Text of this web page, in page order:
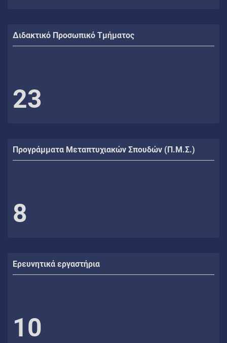
Διδακτικό Προσωπικό Τμήματος
23
Προγράμματα Μεταπτυχιακών Σπουδών (Π.Μ.Σ.)
8
Ερευνητικά εργαστήρια
10